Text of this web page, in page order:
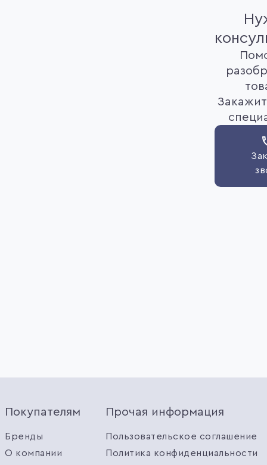
Покупателям
Бренды
О компании
Прочая информация
Пользовательское соглашение
Политика конфиденциальности